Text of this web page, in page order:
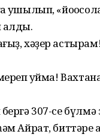
хәҙер
ҡуйма!
бергә 307-се
Айрат, биттәре